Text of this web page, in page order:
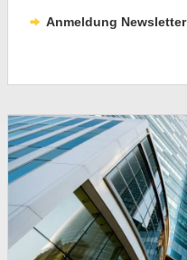
Anmeldung Newsletter